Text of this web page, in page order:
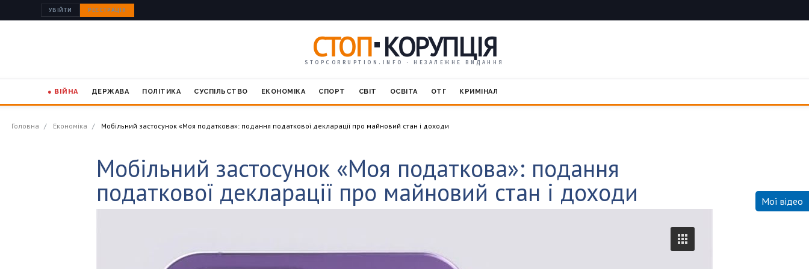
УВІЙТИ РЕЄСТРАЦІЯ
СТОП КОРУПЦІЯ
STOPCORRUPTION.INFO · НЕЗАЛЕЖНЕ ВИДАННЯ
● ВІЙНА ДЕРЖАВА ПОЛІТИКА СУСПІЛЬСТВО ЕКОНОМІКА СПОРТ СВІТ ОСВІТА ОТГ КРИМІНАЛ
Головна Економіка Мобільний застосунок «Моя податкова»: подання податкової декларації про майновий стан і доходи
Мобільний застосунок «Моя податкова»: подання
податкової декларації про майновий стан і доходи Мої відео